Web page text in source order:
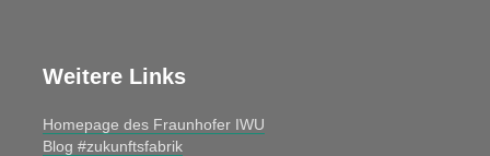
Weitere Links
Homepage des Fraunhofer IWU
Blog #zukunftsfabrik